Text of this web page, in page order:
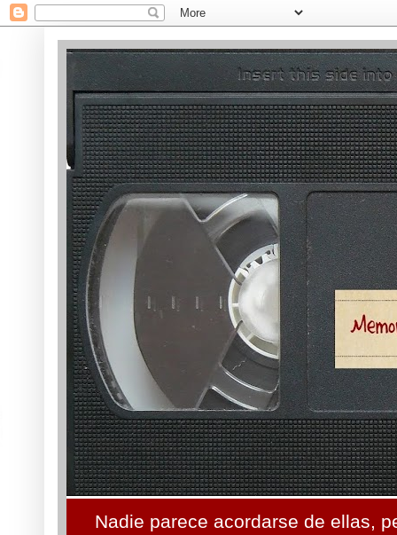
Nadie parece acordarse de ellas,